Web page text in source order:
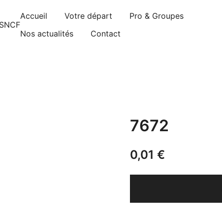
Accueil Votre départ
Pro & Groupes
Nos actualités
Contact
7672
0,01 €
sont pris d’assaut. Réservez dès maintenant !